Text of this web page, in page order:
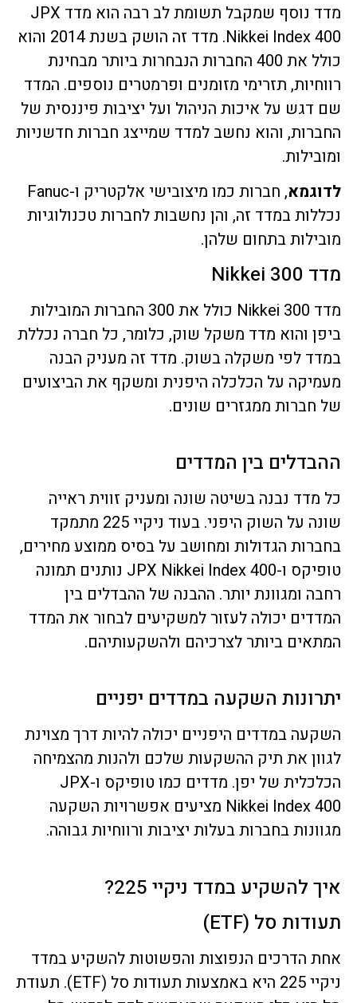
מדד נוסף שמקבל תשומת לב רבה הוא מדד JPX
Nikkei Index 400. מדד זה הושק בשנת 2014 והוא
כולל את 400 החברות הנבחרות ביותר מבחינת
רווחיות, תזרימי מזומנים ופרמטרים נוספים. המדד
שם דגש על איכות הניהול ועל יציבות פיננסית של
החברות, והוא נחשב למדד שמייצג חברות חדשניות
ומובילות.
לדוגמא
, חברות כמו מיצובישי אלקטריק ו-Fanuc
נכללות במדד זה, והן נחשבות לחברות טכנולוגיות
מובילות בתחום שלהן.
מדד Nikkei 300
מדד Nikkei 300 כולל את 300 החברות המובילות
ביפן והוא מדד משקל שוק, כלומר, כל חברה נכללת
במדד לפי משקלה בשוק. מדד זה מעניק הבנה
מעמיקה על הכלכלה היפנית ומשקף את הביצועים
של חברות ממגזרים שונים.
ההבדלים בין המדדים
כל מדד נבנה בשיטה שונה ומעניק זווית ראייה
שונה על השוק היפני. בעוד ניקיי 225 מתמקד
בחברות הגדולות ומחושב על בסיס ממוצע מחירים,
טופיקס ו-JPX Nikkei Index 400 נותנים תמונה
רחבה ומגוונת יותר. ההבנה של ההבדלים בין
המדדים יכולה לעזור למשקיעים לבחור את המדד
המתאים ביותר לצרכיהם ולהשקעותיהם.
יתרונות השקעה במדדים יפניים
השקעה במדדים היפניים יכולה להיות דרך מצוינת
לגוון את תיק ההשקעות שלכם ולהנות מהצמיחה
הכלכלית של יפן. מדדים כמו טופיקס ו-JPX
Nikkei Index 400 מציעים אפשרויות השקעה
מגוונות בחברות בעלות יציבות ורווחיות גבוהה.
איך להשקיע במדד ניקיי 225?
תעודות סל (ETF)
אחת הדרכים הנפוצות והפשוטות להשקיע במדד
ניקיי 225 היא באמצעות תעודות סל (ETF). תעודת